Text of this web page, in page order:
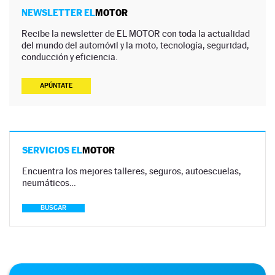
NEWSLETTER ELMOTOR
Recibe la newsletter de EL MOTOR con toda la actualidad
del mundo del automóvil y la moto, tecnología, seguridad,
conducción y eficiencia.
APÚNTATE
SERVICIOS ELMOTOR
Encuentra los mejores talleres, seguros, autoescuelas,
neumáticos…
BUSCAR